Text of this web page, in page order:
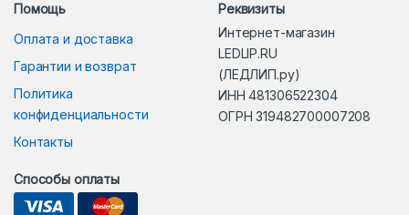
Помощь
Оплата и доставка
Гарантии и возврат
Политика
конфиденциальности
Контакты
Реквизиты
Интернет-магазин
LEDLIP.RU
(ЛЕДЛИП.ру)
ИНН 481306522304
ОГРН 319482700007208
Способы оплаты